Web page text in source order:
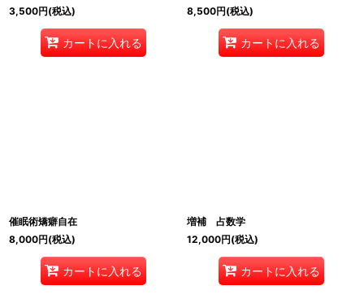
3,500円(税込)
カートに入れる
8,500円(税込)
カートに入れる
催眠術矯癖自在
8,000円(税込)
カートに入れる
増補 占数学
12,000円(税込)
カートに入れる